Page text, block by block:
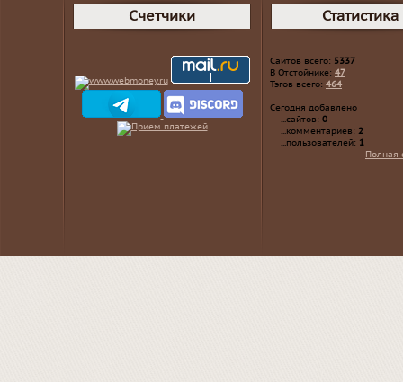
Счетчики Статистика
Сайтов всего: 5337
В Отстойнике: 47
Тэгов всего: 464
Сегодня добавлено
...сайтов: 0
...комментариев: 2
...пользователей: 1
Полная